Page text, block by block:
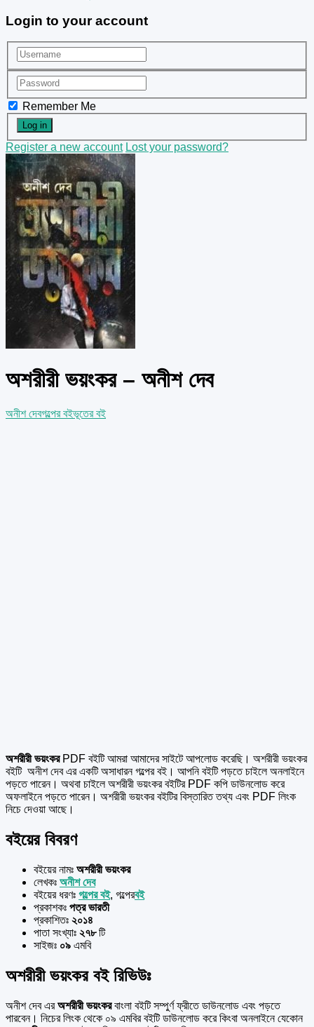
Login to your account
Remember Me
Register a new account Lost your password?
অশরীরী ভয়ংকর – অনীশ দেব
অনীশ দেবগল্পের বইভূতের বই
অশরীরী ভয়ংকরPDF বইটি আমরা আমাদের সাইটে আপলোড করেছি। অশরীরী ভয়ংকর
বইটি অনীশ দেব এর একটি অসাধারন গল্পের বই। আপনি বইটি পড়তে চাইলে অনলাইনে
পড়তে পারেন। অথবা চাইলে অশরীরী ভয়ংকর বইটির PDF কপি ডাউনলোড করে
অফলাইনে পড়তে পারেন। অশরীরী ভয়ংকর বইটির বিস্তারিত তথ্য এবং PDF লিংক
নিচে দেওয়া আছে।
বইয়ের বিবরণ
বইয়ের নামঃ অশরীরী ভয়ংকর
লেখকঃ অনীশ দেব
বইয়ের ধরণঃ গল্পের বই, গল্পেরবই
প্রকাশকঃ পত্র ভারতী
প্রকাশিতঃ ২০১৪
পাতা সংখ্যাঃ ২৭৮টি
সাইজঃ ০৯ এমবি
অশরীরী ভয়ংকর বই রিভিউঃ
অনীশ দেব এরঅশরীরী ভয়ংকরবাংলা বইটি সম্পুর্ণ ফ্রীতে ডাউনলোড এবং পড়তে
পারবেন। নিচের লিংক থেকে ০৯ এমবির বইটি ডাউনলোড করে কিংবা অনলাইনে যেকোন